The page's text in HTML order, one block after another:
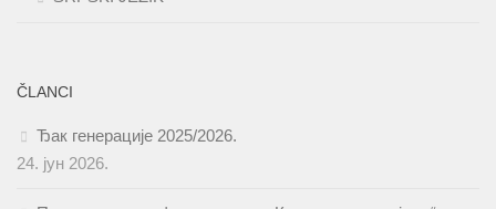
ČLANCI
Ђак генерације 2025/2026.
24. јун 2026.